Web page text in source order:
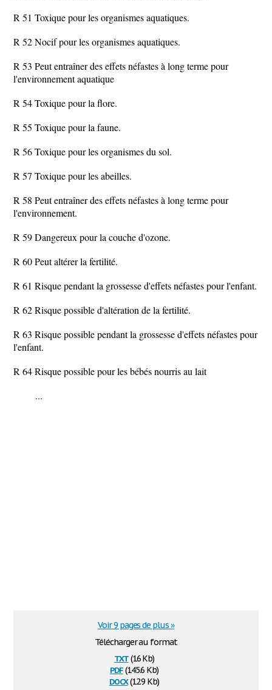
R 51 Toxique pour les organismes aquatiques.
R 52 Nocif pour les organismes aquatiques.
R 53 Peut entraîner des effets néfastes à long terme pour
l'environnement aquatique
R 54 Toxique pour la flore.
R 55 Toxique pour la faune.
R 56 Toxique pour les organismes du sol.
R 57 Toxique pour les abeilles.
R 58 Peut entraîner des effets néfastes à long terme pour
l'environnement.
R 59 Dangereux pour la couche d'ozone.
R 60 Peut altérer la fertilité.
R 61 Risque pendant la grossesse d'effets néfastes pour l'enfant.
R 62 Risque possible d'altération de la fertilité.
R 63 Risque possible pendant la grossesse d'effets néfastes pour
l'enfant.
R 64 Risque possible pour les bébés nourris au lait
...
Télécharger au format
txt(16 Kb)
pdf(145.6 Kb)
docx(12.9 Kb)
Voir 9 pages de plus »